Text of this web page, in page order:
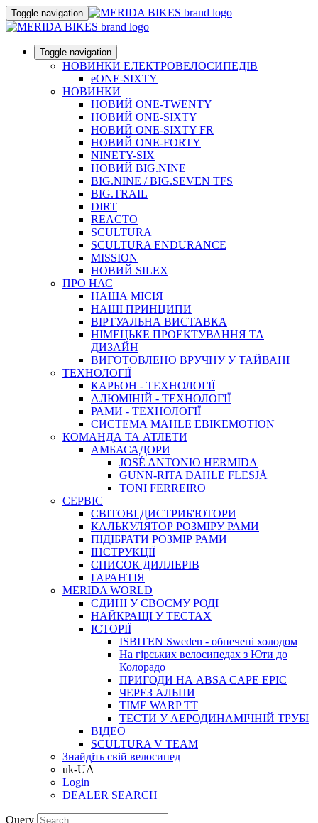
Toggle navigation
Toggle navigation
НОВИНКИ ЕЛЕКТРОВЕЛОСИПЕДІВ
eONE-SIXTY
НОВИНКИ
НОВИЙ ONE-TWENTY
НОВИЙ ONE-SIXTY
НОВИЙ ONE-SIXTY FR
НОВИЙ ONE-FORTY
NINETY-SIX
НОВИЙ BIG.NINE
BIG.NINE / BIG.SEVEN TFS
BIG.TRAIL
DIRT
REACTO
SCULTURA
SCULTURA ENDURANCE
MISSION
НОВИЙ SILEX
ПРО НАС
НАША МICIЯ
НАШI ПРИНЦИПИ
ВIРТУАЛЬНА ВИСТАВКА
НІМЕЦЬКЕ ПРОЕКТУВАННЯ ТА
ДИЗАЙН
ВИГОТОВЛЕНО ВРУЧНУ У ТАЙВАНІ
ТЕХНОЛОГІЇ
КАРБОН - ТЕХНОЛОГІЇ
АЛЮМІНІЙ - ТЕХНОЛОГІЇ
РАМИ - ТЕХНОЛОГІЇ
СИСТЕМА MAHLE EBIKEMOTION
КОМАНДА ТА АТЛЕТИ
АМБАСАДОРИ
JOSÉ ANTONIO HERMIDA
GUNN-RITA DAHLE FLESJÅ
TONI FERREIRO
СЕРВІС
СВІТОВІ ДИСТРИБ'ЮТОРИ
КАЛЬКУЛЯТОР РОЗМIРУ РАМИ
ПІДІБРАТИ РОЗМІР РАМИ
IНСТРУКЦIЇ
СПИСОК ДИЛЛЕРІВ
ГАРАНТIЯ
MERIDA WORLD
ЄДИНI У СВОЄМУ РОДI
НАЙКРАЩІ У ТЕСТАХ
ІСТОРІЇ
ISBITEN Sweden - обпечені холодом
На гірських велосипедах з Юти до
Колорадо
ПРИГОДИ НА ABSA CAPE EPIC
ЧЕРЕЗ АЛЬПИ
TIME WARP TT
ТЕСТИ У АЕРОДИНАМІЧНІЙ ТРУБІ
ВІДЕО
SCULTURA V TEAM
Знайдіть свій велосипед
uk-UA
Login
DEALER SEARCH
Query